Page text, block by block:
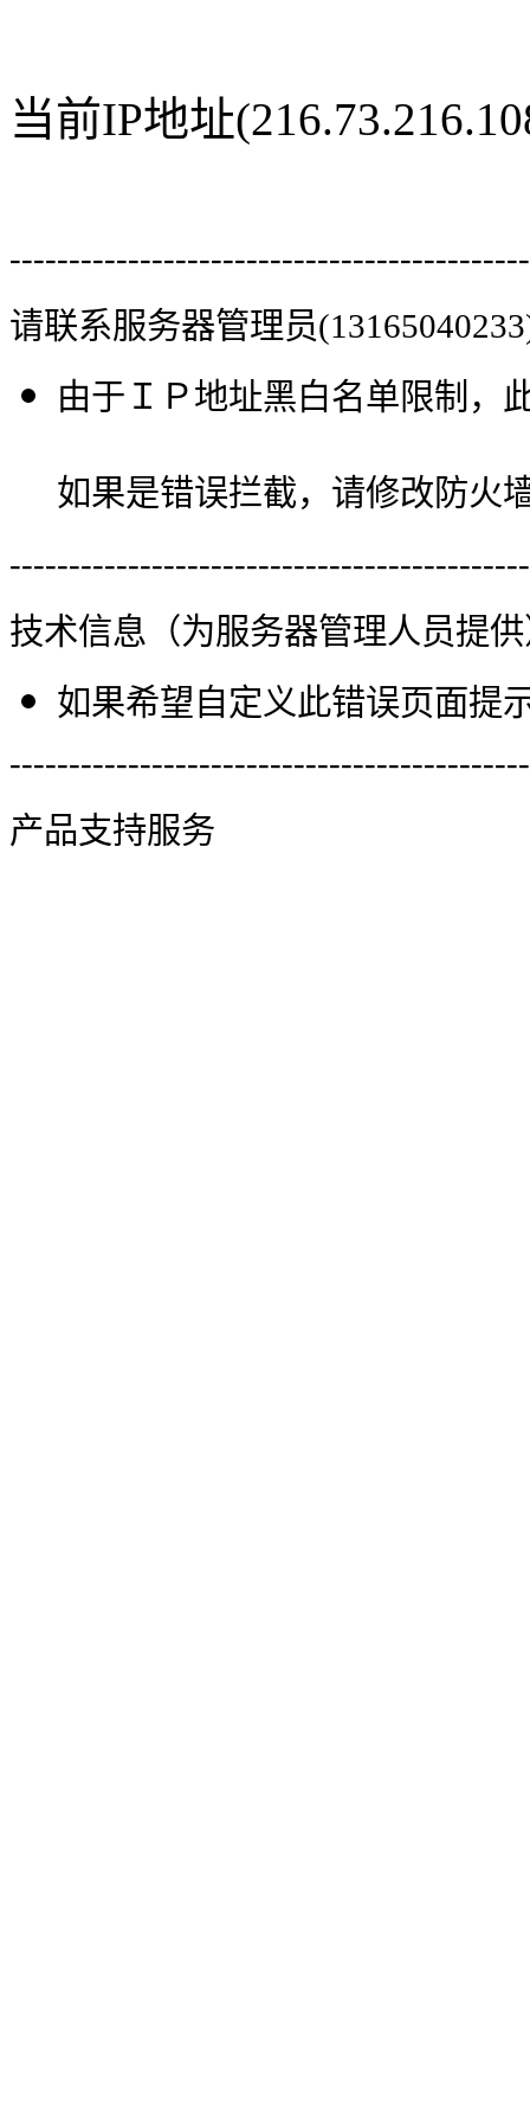
当前IP地址
请联系服务器管理员
由于ＩＰ地址黑白名单限制，
如果是错误拦截，请修改防火
技术信息（为服务器管理人员提
如果希望自定义此错误页面提
产品支持服务